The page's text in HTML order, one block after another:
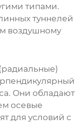
типами.
туннелей
воздушному
Они обладают
осевые
для условий с